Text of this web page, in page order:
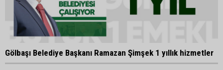
Gölbaşı Belediye Başkanı Ramazan Şimşek 1 yıllık hizmetler